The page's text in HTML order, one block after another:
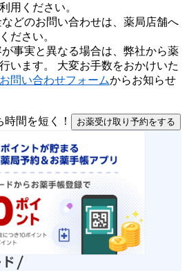
用ください。
どのお問い合わせは、薬局店舗へ
ださい。
事実と異なる場合は、弊社から薬
います。 大変お手数をおかけいた
お問い合わせフォームからお知らせ
お薬受け取り予約をする